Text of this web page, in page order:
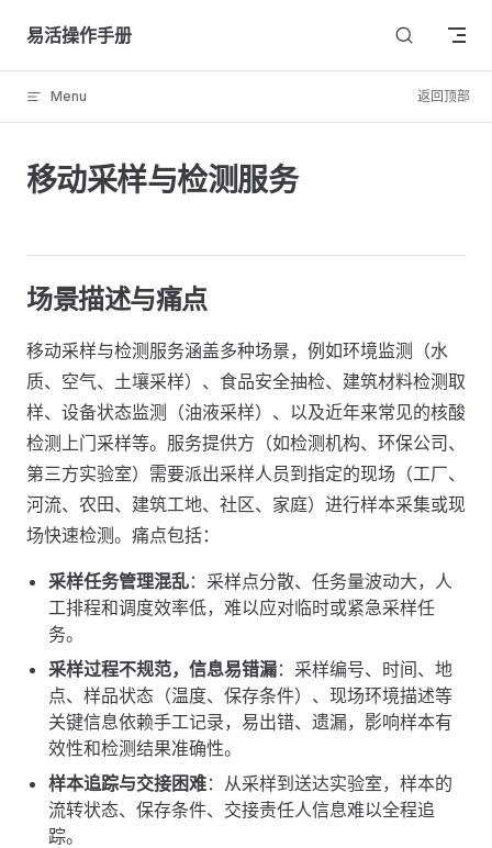
Skip to content
易活操作手册
Menu 返回顶部
移动采样与检测服务
场景描述与痛点
移动采样与检测服务涵盖多种场景，例如环境监测（水
质、空气、土壤采样）、食品安全抽检、建筑材料检测取
样、设备状态监测（油液采样）、以及近年来常见的核酸
检测上门采样等。服务提供方（如检测机构、环保公司、
第三方实验室）需要派出采样人员到指定的现场（工厂、
河流、农田、建筑工地、社区、家庭）进行样本采集或现
场快速检测。痛点包括：
采样任务管理混乱：采样点分散、任务量波动大，人
工排程和调度效率低，难以应对临时或紧急采样任
务。
采样过程不规范，信息易错漏：采样编号、时间、地
点、样品状态（温度、保存条件）、现场环境描述等
关键信息依赖手工记录，易出错、遗漏，影响样本有
效性和检测结果准确性。
样本追踪与交接困难：从采样到送达实验室，样本的
流转状态、保存条件、交接责任人信息难以全程追
踪。